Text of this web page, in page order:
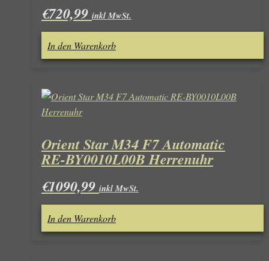
€720,99 inkl MwSt.
In den Warenkorb
Orient Star M34 F7 Automatic
RE-BY0010L00B Herrenuhr
€1090,99 inkl MwSt.
In den Warenkorb